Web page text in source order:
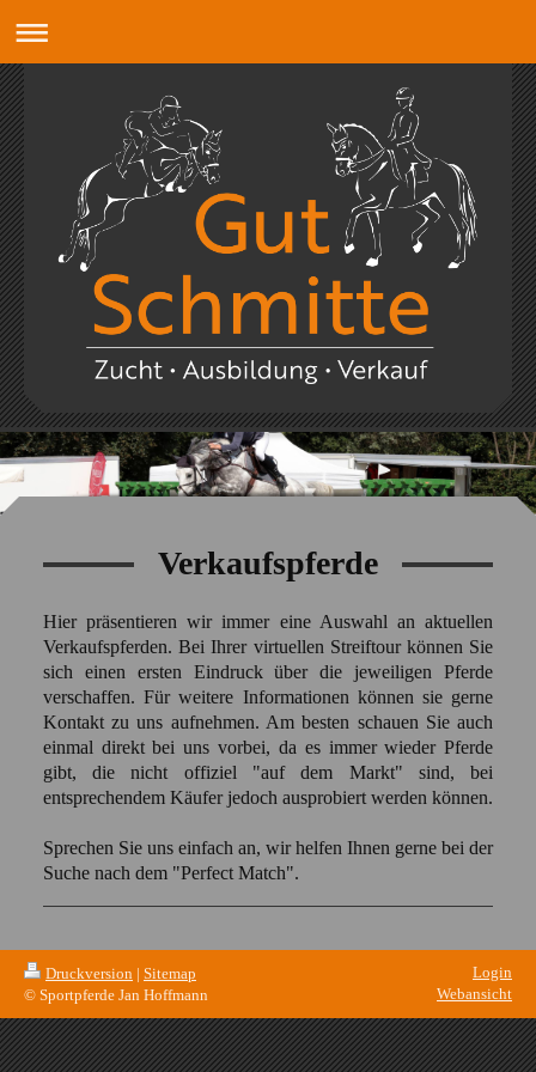
Verkaufspferde
Hier präsentieren wir immer eine Auswahl an aktuellen
Verkaufspferden. Bei Ihrer virtuellen Streiftour können Sie
sich einen ersten Eindruck über die jeweiligen Pferde
verschaffen. Für weitere Informationen können sie gerne
Kontakt zu uns aufnehmen. Am besten schauen Sie auch
einmal direkt bei uns vorbei, da es immer wieder Pferde
gibt, die nicht offiziel "auf dem Markt" sind, bei
entsprechendem Käufer jedoch ausprobiert werden können.
Sprechen Sie uns einfach an, wir helfen Ihnen gerne bei der
Suche nach dem "Perfect Match".
Druckversion | Sitemap
© Sportpferde Jan Hoffmann
Login
Webansicht